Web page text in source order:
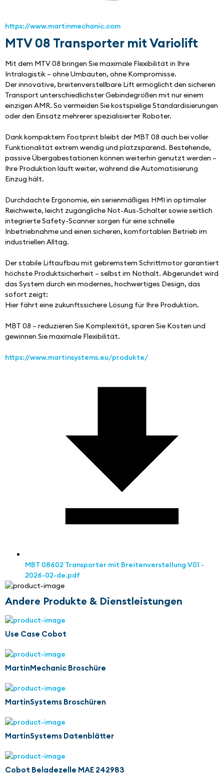
https://www.martinmechanic.com
MTV 08 Transporter mit Variolift
Mit dem MTV 08 bringen Sie maximale Flexibilität in Ihre
Intralogistik – ohne Umbauten, ohne Kompromisse.
Der innovative, breitenverstellbare Lift ermöglicht den sicheren
Transport unterschiedlichster Gebindegrößen mit nur einem
einzigen AMR. So vermeiden Sie kostspielige Standardisierungen
oder den Einsatz mehrerer spezialisierter Roboter.
Dank kompaktem Footprint bleibt der MBT 08 auch bei voller
Funktionalität extrem wendig und platzsparend. Bestehende,
passive Übergabestationen können weiterhin genutzt werden –
Ihre Produktion läuft weiter, während die Automatisierung
Einzug hält.
Durchdachte Ergonomie, ein serienmäßiges HMI in optimaler
Reichweite, leicht zugängliche Not-Aus-Schalter sowie seitlich
integrierte Safety-Scanner sorgen für eine schnelle
Inbetriebnahme und einen sicheren, komfortablen Betrieb im
industriellen Alltag.
Der stabile Liftaufbau mit gebremstem Schrittmotor garantiert
höchste Produktsicherheit – selbst im Nothalt. Abgerundet wird
das System durch ein modernes, hochwertiges Design, das
sofort zeigt:
Hier fährt eine zukunftssichere Lösung für Ihre Produktion.
MBT 08 – reduzieren Sie Komplexität, sparen Sie Kosten und
gewinnen Sie maximale Flexibilität.
https://www.martinsystems.eu/produkte/
MBT 08602 Transporter mit Breitenverstellung V01 -
2026-02-de.pdf
Andere Produkte & Dienstleistungen
Use Case Cobot
MartinMechanic Broschüre
MartinSystems Broschüren
MartinSystems Datenblätter
Cobot Beladezelle MAE 242983